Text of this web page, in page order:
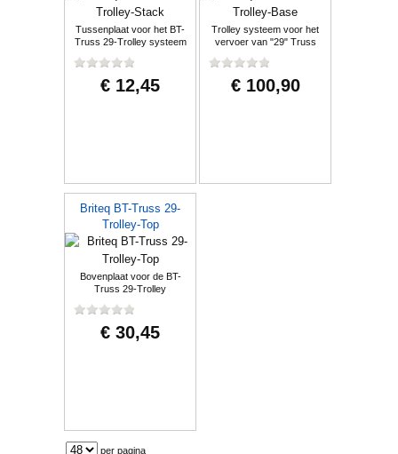
Tussenplaat voor het BT-
Truss 29-Trolley systeem
€ 12,45
Trolley systeem voor het
vervoer van "29" Truss
€ 100,90
Briteq BT-Truss 29-
Trolley-Top
Bovenplaat voor de BT-
Truss 29-Trolley
€ 30,45
per pagina